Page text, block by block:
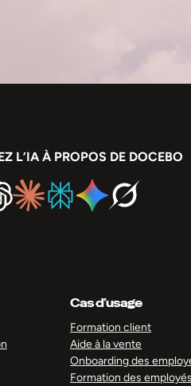
L’IA À PROPOS DE DOCEBO
Cas d’usage
Formation client
Aide à la vente
Onboarding des
Formation des employés